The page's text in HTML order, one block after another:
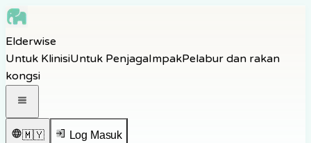
Skip to navigation
Skip to footer
Elderwise
Untuk KlinisiUntuk PenjagaImpakPelabur dan rakan
kongsi
🇲🇾 Log Masuk